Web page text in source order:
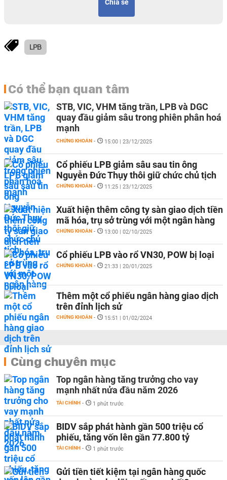
Chia sẻ
LPB
Có thể bạn quan tâm
STB, VIC, VHM tăng trần, LPB và DGC
quay đầu giảm sâu trong phiên phân hoá
mạnh
CHỨNG KHOÁN - 15:00 | 23/12/2025
Cổ phiếu LPB giảm sâu sau tin ông
Nguyễn Đức Thụy thôi giữ chức chủ tịch
CHỨNG KHOÁN - 11:25 | 23/12/2025
Xuất hiện thêm công ty sàn giao dịch tiền
mã hóa, trụ sở trùng với một ngân hàng
CHỨNG KHOÁN - 13:00 | 02/10/2025
Cổ phiếu LPB vào rổ VN30, POW bị loại
CHỨNG KHOÁN - 21:33 | 20/01/2025
Thêm một cổ phiếu ngân hàng giao dịch
trên đỉnh lịch sử
CHỨNG KHOÁN - 15:51 | 01/02/2024
Cùng chuyên mục
Top ngân hàng tăng trưởng cho vay
mạnh nhất nửa đầu năm 2026
TÀI CHÍNH - 1 phút trước
BIDV sắp phát hành gần 500 triệu cổ
phiếu, tăng vốn lên gần 77.800 tỷ
TÀI CHÍNH - 1 phút trước
Gửi tiền tiết kiệm tại ngân hàng quốc